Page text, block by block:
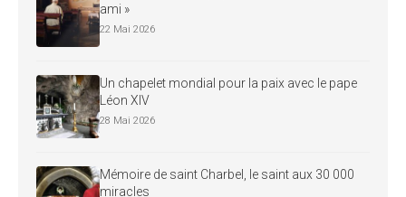
ami »
22 Mai 2026
Un chapelet mondial pour la paix avec le pape
Léon XIV
28 Mai 2026
Mémoire de saint Charbel, le saint aux 30 000
miracles